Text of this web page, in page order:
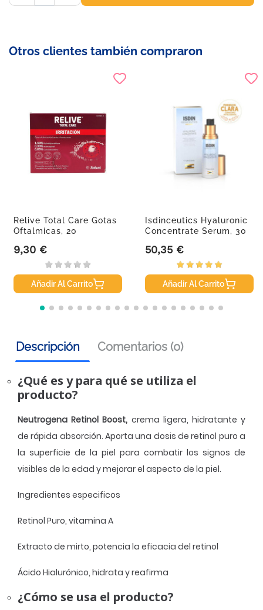
Otros clientes también compraron
Relive Total Care Gotas
Oftalmicas, 20
Precio
9,30 €
Añadir Al Carrito
Isdinceutics Hyaluronic
Concentrate Serum, 30
Precio
50,35 €
Añadir Al Carrito
Descripción Comentarios (0)
¿Qué es y para qué se utiliza el
producto?
Neutrogena Retinol Boost, crema ligera, hidratante y
de rápida absorción. Aporta una dosis de retinol puro a
la superficie de la piel para combatir los signos de
visibles de la edad y mejorar el aspecto de la piel.
Ingredientes especificos
Retinol Puro, vitamina A
Extracto de mirto, potencia la eficacia del retinol
Ácido Hialurónico, hidrata y reafirma
¿Cómo se usa el producto?